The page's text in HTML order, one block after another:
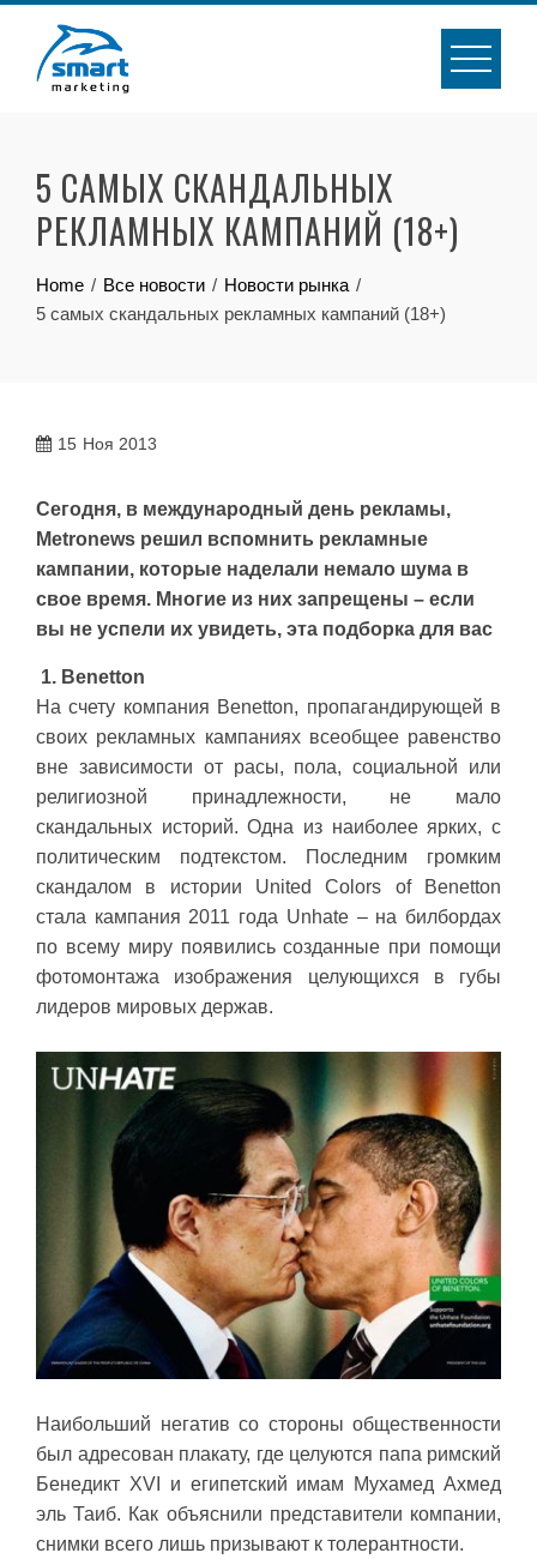
content
5 САМЫХ СКАНДАЛЬНЫХ
РЕКЛАМНЫХ КАМПАНИЙ (18+)
Home Все новости
Новости рынка
5 самых скандальных рекламных кампаний (18+)
15 Ноя 2013
Сегодня, в международный день рекламы,
Metronews решил вспомнить рекламные
кампании, которые наделали немало шума в
свое время. Многие из них запрещены – если
вы не успели их увидеть, эта подборка для вас
1. Benetton
На счету компания Benetton, пропагандирующей в
своих рекламных кампаниях всеобщее равенство
вне зависимости от расы, пола, социальной или
религиозной принадлежности, не мало
скандальных историй. Одна из наиболее ярких, с
политическим подтекстом. Последним громким
скандалом в истории United Colors of Benetton
стала кампания 2011 года Unhate – на билбордах
по всему миру появились созданные при помощи
фотомонтажа изображения целующихся в губы
лидеров мировых держав.
Наибольший негатив со стороны общественности
был адресован плакату, где целуются папа римский
Бенедикт XVI и египетский имам Мухамед Ахмед
эль Таиб. Как объяснили представители компании,
снимки всего лишь призывают к толерантности.